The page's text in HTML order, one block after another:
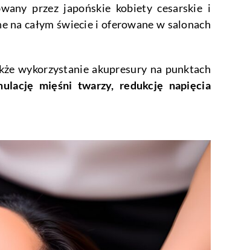
przez japońskie kobiety cesarskie i
na całym świecie i oferowane w salonach
wykorzystanie akupresury na punktach
mięśni twarzy, redukcję napięcia